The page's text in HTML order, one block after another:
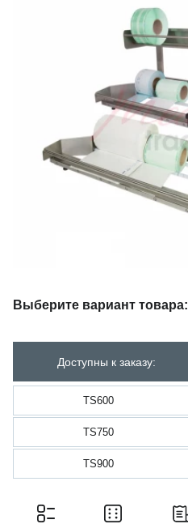
Выберите вариант товара:
Доступны к заказу:
TS600
TS750
TS900